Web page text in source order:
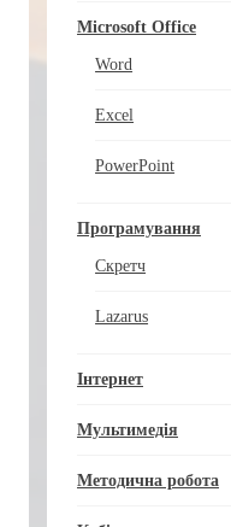
Microsoft Office
Word
Excel
PowerPoint
Програмування
Скретч
Lazarus
Інтернет
Мультимедія
Методична робота